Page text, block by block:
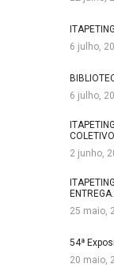
6 julho,
6 julho,
2 junho,
25 maio,
54ª
20 maio,